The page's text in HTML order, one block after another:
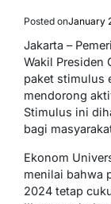
Posted onJanuary
Jakarta –
Wakil Presiden
paket stimulus
mendorong
Stimulus ini
bagi
Ekonom
menilai bahwa
2024 tetap